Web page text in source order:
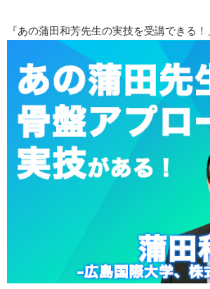
『あの蒲田和芳先生の実技を受講できる！